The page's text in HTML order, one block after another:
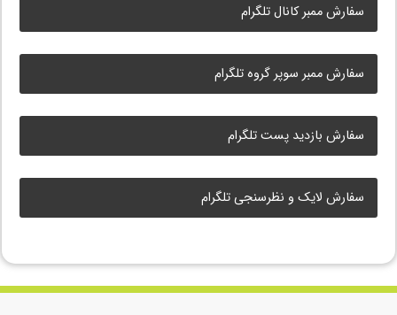
سفارش ممبر کانال تلگرام
سفارش ممبر سوپر گروه تلگرام
سفارش بازدید پست تلگرام
سفارش لایک و نظرسنجی تلگرام